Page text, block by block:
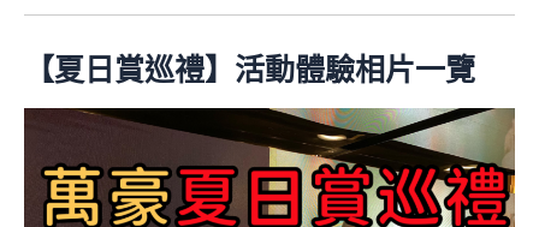
$5
簽
iPhone、Apple Watch或Android手機，單次增
值淨HK$600
14
pply
里先生加碼：申請完填FormMrMiles.hk/hsbc-em-for
賺1個里程段+里賞金
❗️（由里先生派出🎯38新會員額
外里賞金#）
#每1里賞金 ≈ HK$1，可兌換FPS轉數快回贈！詳情MrMil
【夏日賞巡禮】活動體驗相片一覽